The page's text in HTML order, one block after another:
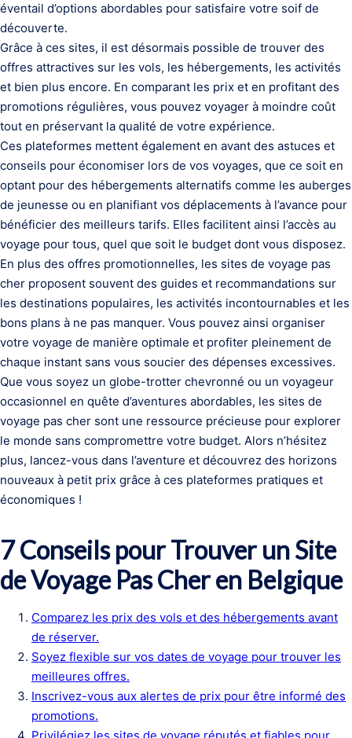
éventail d’options abordables pour satisfaire votre soif de
découverte.
Grâce à ces sites, il est désormais possible de trouver des
offres attractives sur les vols, les hébergements, les activités
et bien plus encore. En comparant les prix et en profitant des
promotions régulières, vous pouvez voyager à moindre coût
tout en préservant la qualité de votre expérience.
Ces plateformes mettent également en avant des astuces et
conseils pour économiser lors de vos voyages, que ce soit en
optant pour des hébergements alternatifs comme les auberges
de jeunesse ou en planifiant vos déplacements à l’avance pour
bénéficier des meilleurs tarifs. Elles facilitent ainsi l’accès au
voyage pour tous, quel que soit le budget dont vous disposez.
En plus des offres promotionnelles, les sites de voyage pas
cher proposent souvent des guides et recommandations sur
les destinations populaires, les activités incontournables et les
bons plans à ne pas manquer. Vous pouvez ainsi organiser
votre voyage de manière optimale et profiter pleinement de
chaque instant sans vous soucier des dépenses excessives.
Que vous soyez un globe-trotter chevronné ou un voyageur
occasionnel en quête d’aventures abordables, les sites de
voyage pas cher sont une ressource précieuse pour explorer
le monde sans compromettre votre budget. Alors n’hésitez
plus, lancez-vous dans l’aventure et découvrez des horizons
nouveaux à petit prix grâce à ces plateformes pratiques et
économiques !
7 Conseils pour Trouver un Site
de Voyage Pas Cher en Belgique
Comparez les prix des vols et des hébergements avant
de réserver.
Soyez flexible sur vos dates de voyage pour trouver les
meilleures offres.
Inscrivez-vous aux alertes de prix pour être informé des
promotions.